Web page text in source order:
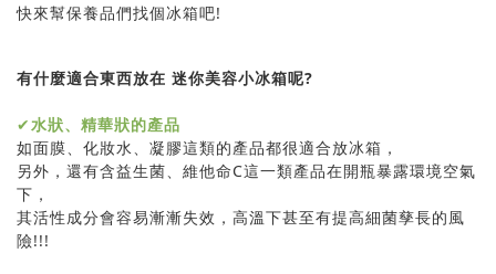
快來幫保養品們找個冰箱吧!
有什麼適合東西放在 迷你美容小冰箱呢?
✔水狀、精華狀的產品
如面膜、化妝水、凝膠這類的產品都很適合放冰箱，
另外，還有含益生菌、維他命C這一類產品在開瓶暴露環境空氣
下，
其活性成分會容易漸漸失效，高溫下甚至有提高細菌孳長的風
險!!!